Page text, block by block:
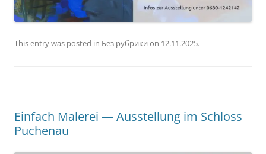
This entry was posted in Без рубрики on 12.11.2025.
Einfach Malerei — Ausstellung im Schloss
Puchenau